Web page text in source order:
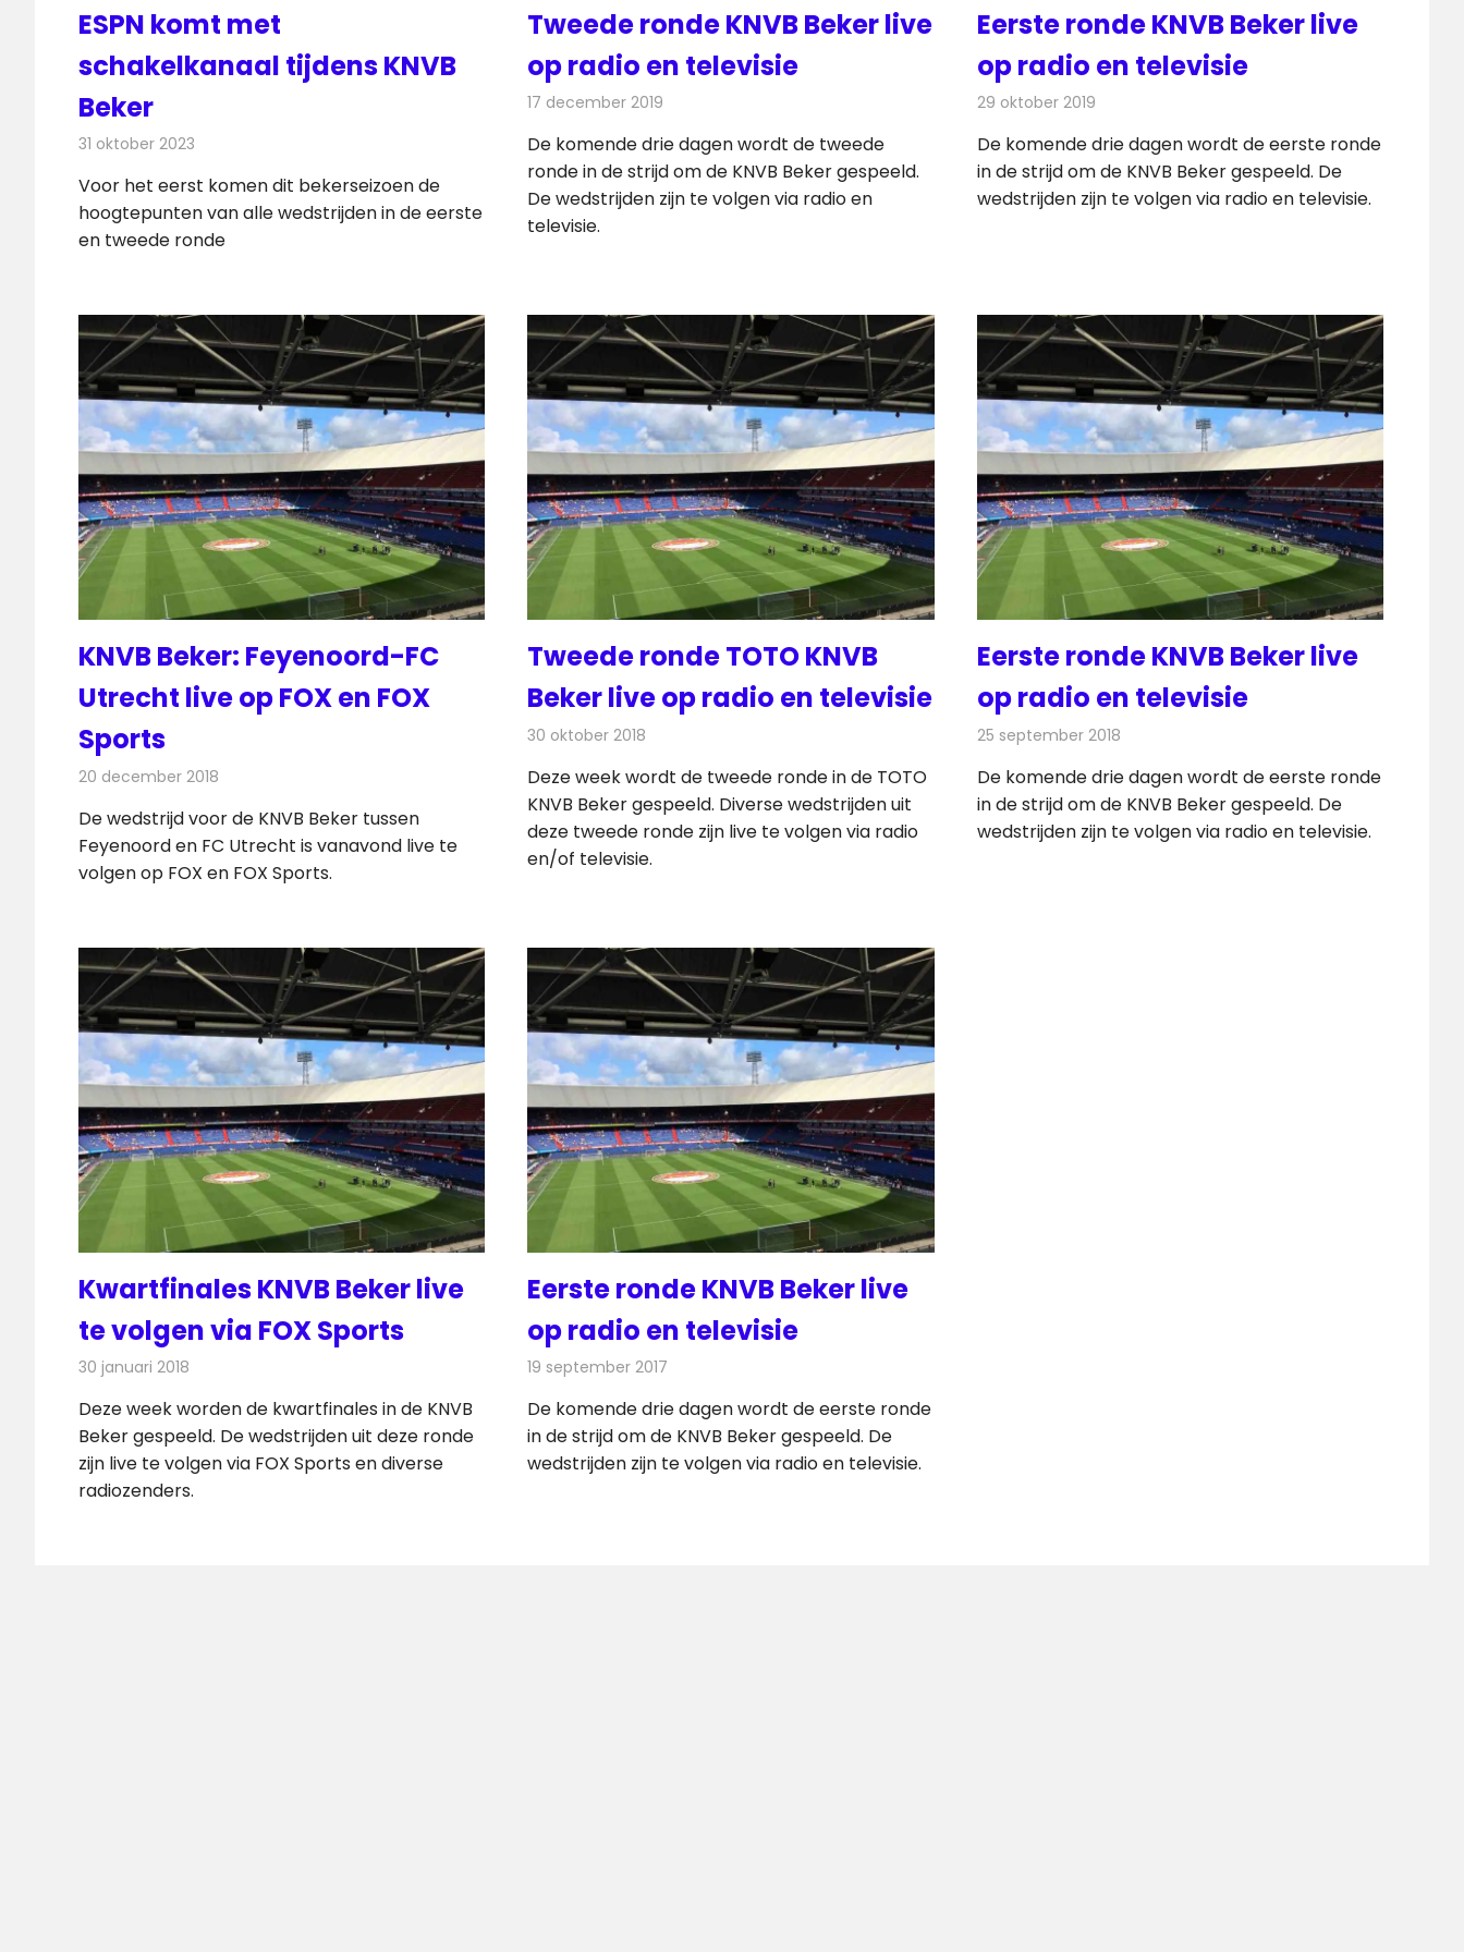
ESPN komt met
schakelkanaal tijdens KNVB
Beker
31 oktober 2023
Voor het eerst komen dit bekerseizoen de
hoogtepunten van alle wedstrijden in de eerste
en tweede ronde
Tweede ronde KNVB Beker live
op radio en televisie
17 december 2019
De komende drie dagen wordt de tweede
ronde in de strijd om de KNVB Beker gespeeld.
De wedstrijden zijn te volgen via radio en
televisie.
Eerste ronde KNVB Beker live
op radio en televisie
29 oktober 2019
De komende drie dagen wordt de eerste ronde
in de strijd om de KNVB Beker gespeeld. De
wedstrijden zijn te volgen via radio en televisie.
KNVB Beker: Feyenoord-FC
Utrecht live op FOX en FOX
Sports
20 december 2018
De wedstrijd voor de KNVB Beker tussen
Feyenoord en FC Utrecht is vanavond live te
volgen op FOX en FOX Sports.
Tweede ronde TOTO KNVB
Beker live op radio en televisie
30 oktober 2018
Deze week wordt de tweede ronde in de TOTO
KNVB Beker gespeeld. Diverse wedstrijden uit
deze tweede ronde zijn live te volgen via radio
en/of televisie.
Eerste ronde KNVB Beker live
op radio en televisie
25 september 2018
De komende drie dagen wordt de eerste ronde
in de strijd om de KNVB Beker gespeeld. De
wedstrijden zijn te volgen via radio en televisie.
Kwartfinales KNVB Beker live
te volgen via FOX Sports
30 januari 2018
Deze week worden de kwartfinales in de KNVB
Beker gespeeld. De wedstrijden uit deze ronde
zijn live te volgen via FOX Sports en diverse
radiozenders.
Eerste ronde KNVB Beker live
op radio en televisie
19 september 2017
De komende drie dagen wordt de eerste ronde
in de strijd om de KNVB Beker gespeeld. De
wedstrijden zijn te volgen via radio en televisie.